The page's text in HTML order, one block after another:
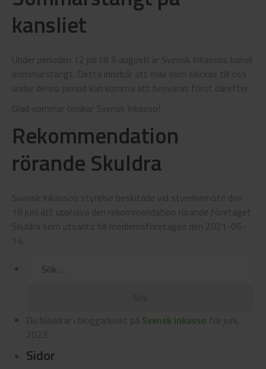
kansliet
Under perioden 12 juli till 9 augusti är Svensk Inkassos kansli
sommarstängt. Detta innebär att mail som skickas till oss
under denna period kan komma att besvaras först därefter.
Glad sommar önskar Svensk Inkasso!
Rekommendation
rörande Skuldra
Svensk Inkassos styrelse beslutade vid styrelsemöte den
16 juni att upphäva den rekommendation rörande företaget
Skuldra som utsänts till medlemsföretagen den 2021-06-
14.
efter:
Du bläddrar i bloggarkivet på Svensk Inkasso för juni,
2023.
Sidor